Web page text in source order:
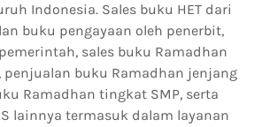
Indonesia. Sales buku HET dari
buku pengayaan oleh penerbit,
sales buku Ramadhan
penjualan buku Ramadhan jenjang
Ramadhan tingkat SMP, serta
lainnya termasuk dalam layanan